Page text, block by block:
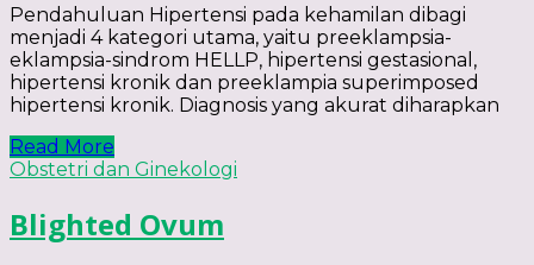
Pendahuluan Hipertensi pada kehamilan dibagi
menjadi 4 kategori utama, yaitu preeklampsia-
eklampsia-sindrom HELLP, hipertensi gestasional,
hipertensi kronik dan preeklampia superimposed
hipertensi kronik. Diagnosis yang akurat diharapkan
Read More
Obstetri dan Ginekologi
Blighted Ovum